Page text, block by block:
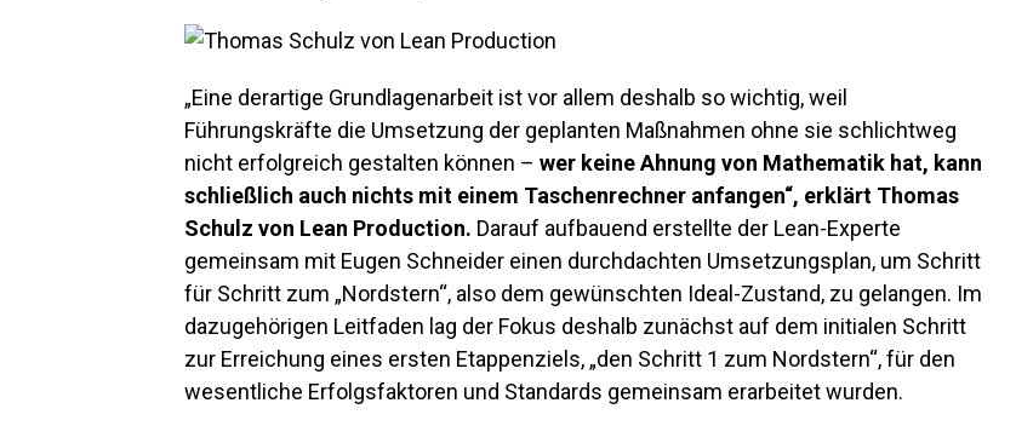
„Eine derartige Grundlagenarbeit ist vor allem deshalb so wichtig, weil
Führungskräfte die Umsetzung der geplanten Maßnahmen ohne sie schlichtweg
nicht erfolgreich gestalten können – wer keine Ahnung von Mathematik hat, kann
schließlich auch nichts mit einem Taschenrechner anfangen“, erklärt Thomas
Schulz von Lean Production. Darauf aufbauend erstellte der Lean-Experte
gemeinsam mit Eugen Schneider einen durchdachten Umsetzungsplan, um Schritt
für Schritt zum „Nordstern“, also dem gewünschten Ideal-Zustand, zu gelangen. Im
dazugehörigen Leitfaden lag der Fokus deshalb zunächst auf dem initialen Schritt
zur Erreichung eines ersten Etappenziels, „den Schritt 1 zum Nordstern“, für den
wesentliche Erfolgsfaktoren und Standards gemeinsam erarbeitet wurden.